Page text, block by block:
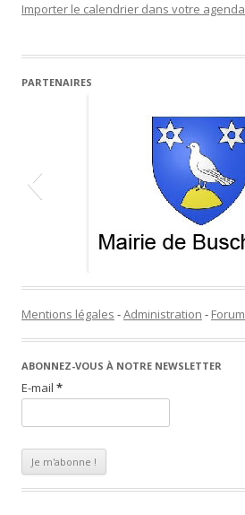
Importer le calendrier dans votre agenda
PARTENAIRES
Mentions légales -Administration - Forum
ABONNEZ-VOUS À NOTRE NEWSLETTER
E-mail *